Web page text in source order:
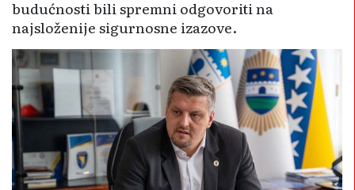
budućnosti bili spremni odgovoriti na
najsloženije sigurno­sne izazove.